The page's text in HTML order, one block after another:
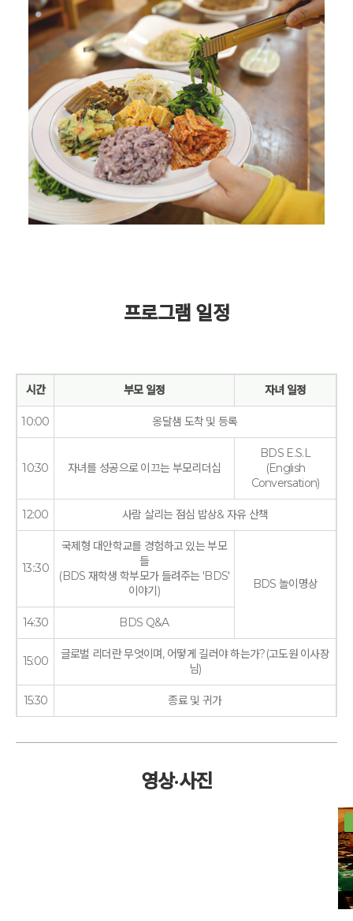
프로그램 일정
시간 부모 일정 자녀 일정
10:00 옹달샘 도착 및 등록
10:30 자녀를 성공으로 이끄는 부모리더십
BDS E.S.L
(English
Conversation)
12:00 사람 살리는 점심 밥상& 자유 산책
13::30
국제형 대안학교를 경험하고 있는 부모
들
(BDS 재학생 학부모가 들려주는 'BDS'
이야기)
BDS 놀이명상
14:30 BDS Q&A
15:00
글로벌 리더란 무엇이며, 어떻게 길러야 하는가?(고도원 이사장
님)
15:30 종료 및 귀가
영상·사진